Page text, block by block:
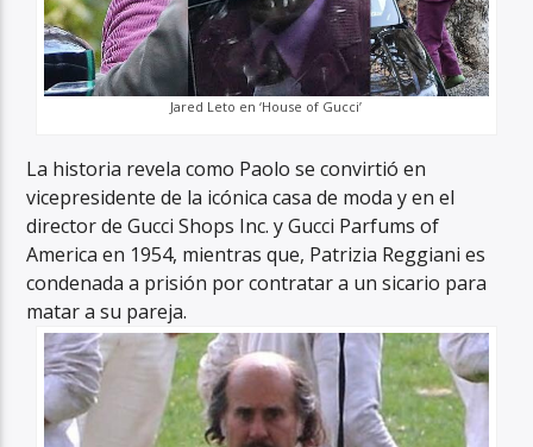
Jared Leto en ‘House of Gucci’
La historia revela como Paolo se convirtió en
vicepresidente de la icónica casa de moda y en el
director de Gucci Shops Inc. y Gucci Parfums of
America en 1954, mientras que, Patrizia Reggiani es
condenada a prisión por contratar a un sicario para
matar a su pareja.